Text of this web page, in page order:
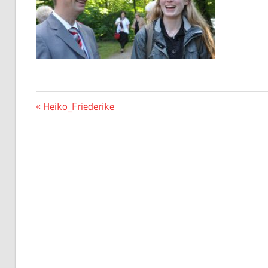
Beitrags-
Vorheriger
Heiko_Friederike